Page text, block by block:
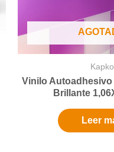
Kapko
Vinilo Autoadhesivo
Brillante
Leer